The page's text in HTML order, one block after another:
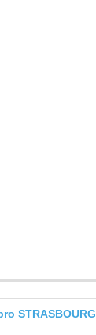
STRASBOURG